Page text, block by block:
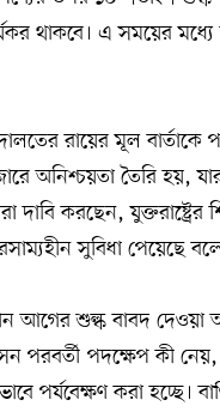
থাকবে। এ সময়ের মধ্যে
রায়ের মূল বার্তাকে
অনিশ্চয়তা তৈরি হয়,
দাবি করছেন,
সুবিধা পেয়েছে
আগের শুল্ক বাবদ
পরবর্তী পদক্ষেপ কী
পর্যবেক্ষণ করা হচ্ছে।